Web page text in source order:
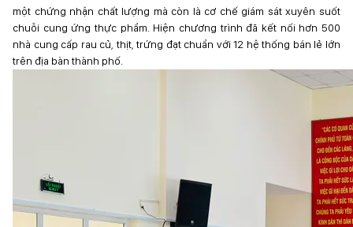
một chứng nhận chất lượng mà còn là cơ chế giám sát xuyên suốt
chuỗi cung ứng thực phẩm. Hiện chương trình đã kết nối hơn 500
nhà cung cấp rau củ, thịt, trứng đạt chuẩn với 12 hệ thống bán lẻ lớn
trên địa bàn thành phố.